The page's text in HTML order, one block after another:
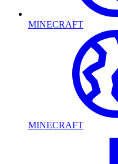
MINECRAFT
MINECRAFT